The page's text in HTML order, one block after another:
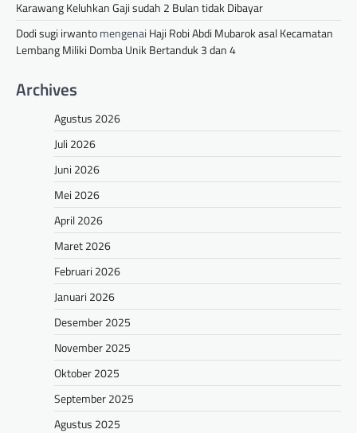
Karawang Keluhkan Gaji sudah 2 Bulan tidak Dibayar
Dodi sugi irwantomengenai Haji Robi Abdi Mubarok asal Kecamatan
Lembang Miliki Domba Unik Bertanduk 3 dan 4
Archives
Agustus 2026
Juli 2026
Juni 2026
Mei 2026
April 2026
Maret 2026
Februari 2026
Januari 2026
Desember 2025
November 2025
Oktober 2025
September 2025
Agustus 2025